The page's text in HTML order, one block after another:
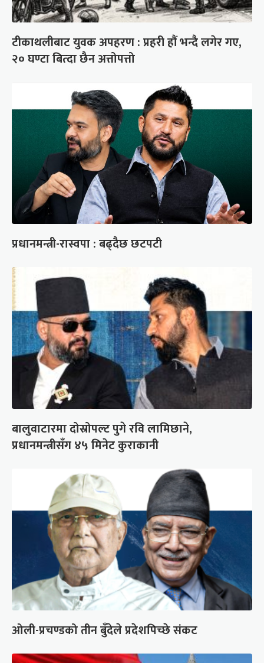
टीकाथलीबाट युवक अपहरण : प्रहरी हौं भन्दै लगेर गए,
२० घण्टा बित्दा छैन अत्तोपत्तो
प्रधानमन्त्री-रास्वपा : बढ्दैछ छटपटी
बालुवाटारमा दोस्रोपल्ट पुगे रवि लामिछाने,
प्रधानमन्त्रीसँग ४५ मिनेट कुराकानी
ओली-प्रचण्डको तीन बुँदेले प्रदेशपिच्छे संकट